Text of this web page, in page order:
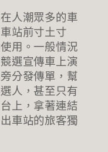
人潮眾多的車
站前寸土寸
用。一般情況
選宣傳車上演
分發傳單，幫
人，甚至只有
上，拿著連結
車站的旅客獨